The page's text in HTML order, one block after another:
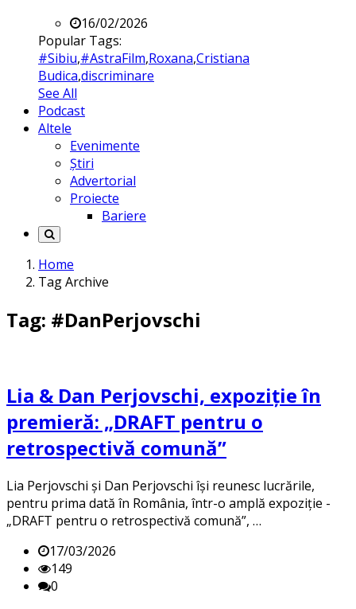
16/02/2026
Popular Tags:
#Sibiu,#AstraFilm,Roxana,Cristiana
Budica,discriminare
See All
Podcast
Altele
Evenimente
Știri
Advertorial
Proiecte
Bariere
Home
Tag Archive
Tag: #DanPerjovschi
Lia & Dan Perjovschi, expoziție în
premieră: „DRAFT pentru o
retrospectivă comună”
Lia Perjovschi și Dan Perjovschi își reunesc lucrările,
pentru prima dată în România, într-o amplă expoziție -
„DRAFT pentru o retrospectivă comună”, …
17/03/2026
149
0